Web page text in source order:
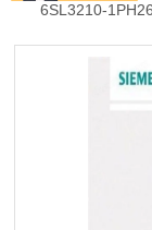
6SL3210-